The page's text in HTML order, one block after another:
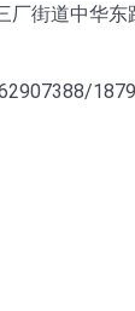
厂街道中华东